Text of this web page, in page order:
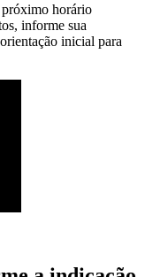
próximo horário
informe sua
inicial para